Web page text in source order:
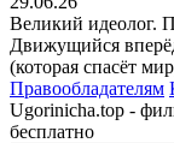
Великий идеолог.
Движущийся
(которая спасёт
Правообладателям
Ugorinicha.top -
бесплатно